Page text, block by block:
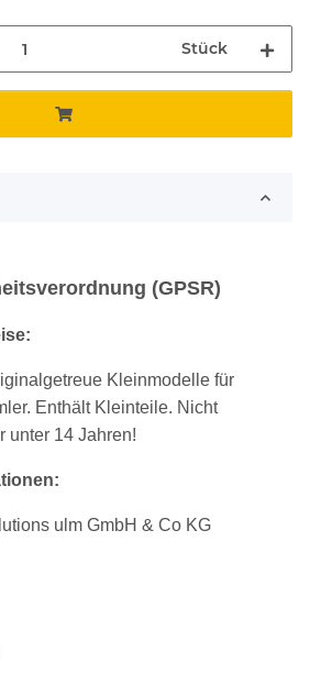
Stück
(GPSR)
Kleinmodelle für
Enthält Kleinteile. Nicht
unter 14 Jahren!
ulm GmbH & Co KG